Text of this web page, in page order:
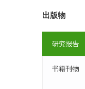
出版物
研究报告
书籍刊物